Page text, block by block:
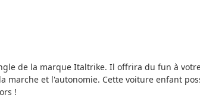
de la marque Italtrike. Il offrira du fun à
marche et l'autonomie. Cette voiture enfant
!